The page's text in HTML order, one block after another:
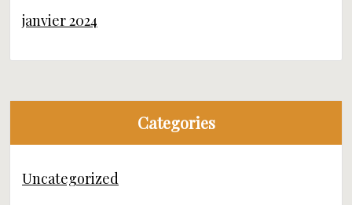
janvier 2024
Categories
Uncategorized